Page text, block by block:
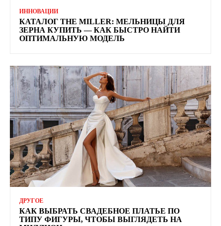
ИННОВАЦИИ
КАТАЛОГ THE MILLER: МЕЛЬНИЦЫ ДЛЯ
ЗЕРНА КУПИТЬ — КАК БЫСТРО НАЙТИ
ОПТИМАЛЬНУЮ МОДЕЛЬ
ДРУГОЕ
КАК ВЫБРАТЬ СВАДЕБНОЕ ПЛАТЬЕ ПО
ТИПУ ФИГУРЫ, ЧТОБЫ ВЫГЛЯДЕТЬ НА